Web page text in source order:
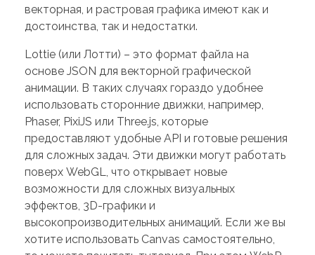
векторная, и растровая графика имеют как и
достоинства, так и недостатки.
Lottie (или Лотти) – это формат файла на
основе JSON для векторной графической
анимации. В таких случаях гораздо удобнее
использовать сторонние движки, например,
Phaser, PixiJS или Three.js, которые
предоставляют удобные API и готовые решения
для сложных задач. Эти движки могут работать
поверх WebGL, что открывает новые
возможности для сложных визуальных
эффектов, 3D-графики и
высокопроизводительных анимаций. Если же вы
хотите использовать Canvas самостоятельно,